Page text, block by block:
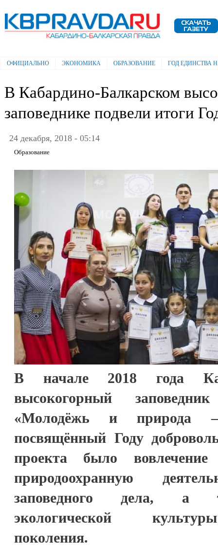
Электронная газета "Кабардино-
Балкарская правда"
Главное меню
ОФИЦИАЛЬНО ЭКОНОМИКА ОБРАЗОВАНИЕ ГОД ЕДИНСТВА
В Кабардино-Балкарском
заповеднике подвели итоги
24 декабря, 2018 - 05:14
Образование
В начале 2018 года
высокогорный
«Молодёжь и природа
посвящённый Году
проекта было
природоохранную
заповедного дела, а
экологической
поколения.